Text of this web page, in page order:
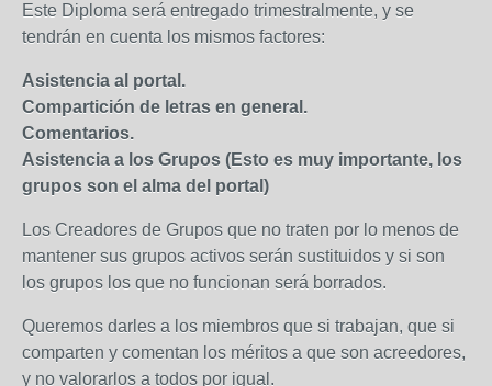
Este Diploma será entregado trimestralmente, y se
tendrán en cuenta los mismos factores:
Asistencia al portal.
Compartición de letras en general.
Comentarios.
Asistencia a los Grupos (Esto es muy importante, los
grupos son el alma del portal)
Los Creadores de Grupos que no traten por lo menos de
mantener sus grupos activos serán sustituidos y si son
los grupos los que no funcionan será borrados.
Queremos darles a los miembros que si trabajan, que si
comparten y comentan los méritos a que son acreedores,
y no valorarlos a todos por igual.